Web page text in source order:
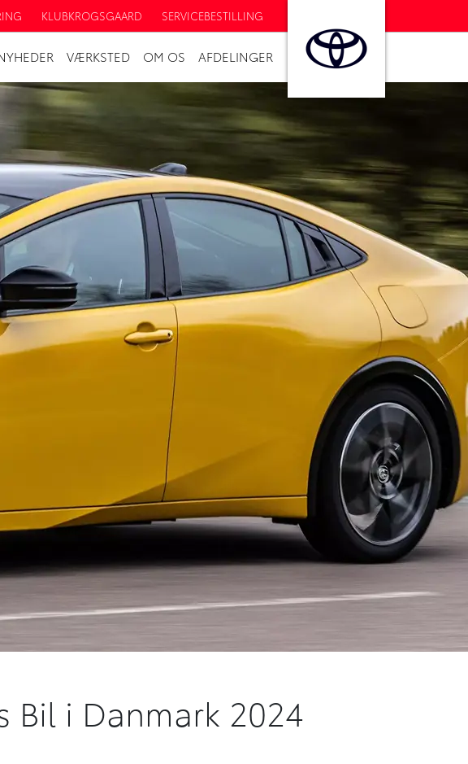
KLUBKROGSGAARD SERVICEBESTILLING
VÆRKSTED OM OS AFDELINGER
Bil i Danmark 2024